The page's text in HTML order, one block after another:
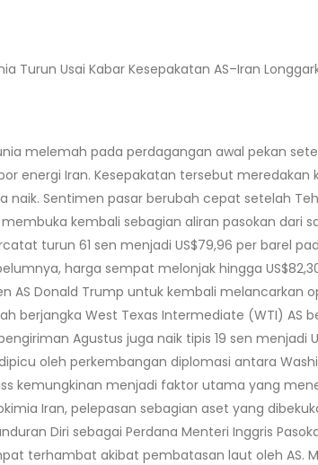
Turun Usai Kabar Kesepakatan AS–Iran
melemah pada perdagangan awal pekan
energi Iran. Kesepakatan tersebut
naik. Sentimen pasar berubah cepat setelah
kembali sebagian aliran pasokan dari
turun 61 sen menjadi US$79,96 per barel
harga sempat melonjak hingga
AS Donald Trump untuk kembali melancarkan
berjangka West Texas Intermediate (WTI) AS
Agustus juga naik tipis 19 sen menjadi
oleh perkembangan diplomasi antara
kemungkinan menjadi faktor utama yang
Iran, pelepasan sebagian aset yang
Diri sebagai Perdana Menteri Inggris
terhambat akibat pembatasan laut oleh AS.